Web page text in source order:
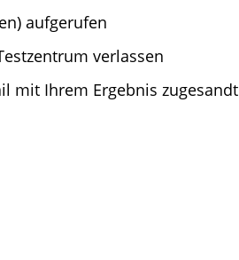
aufgerufen
verlassen
mit Ihrem Ergebnis zugesandt